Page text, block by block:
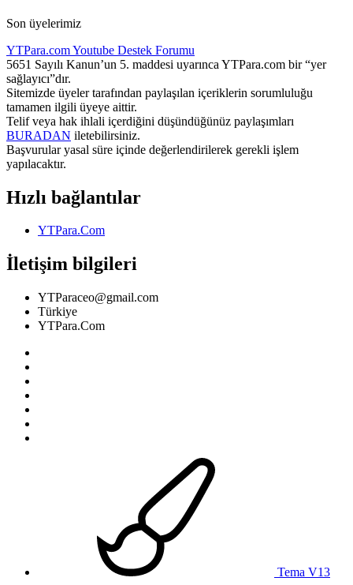
Son üyelerimiz
YTPara.comYoutube Destek Forumu
5651 Sayılı Kanun’un 5. maddesi uyarınca YTPara.com bir “yer
sağlayıcı”dır.
Sitemizde üyeler tarafından paylaşılan içeriklerin sorumluluğu
tamamen ilgili üyeye aittir.
Telif veya hak ihlali içerdiğini düşündüğünüz paylaşımları
BURADAN iletebilirsiniz.
Başvurular yasal süre içinde değerlendirilerek gerekli işlem
yapılacaktır.
Hızlı bağlantılar
YTPara.Com
İletişim bilgileri
YTParaceo@gmail.com
Türkiye
YTPara.Com
Tema V13